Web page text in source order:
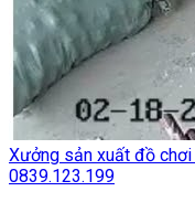
Xưởng sản xuất đồ
0839.123.199